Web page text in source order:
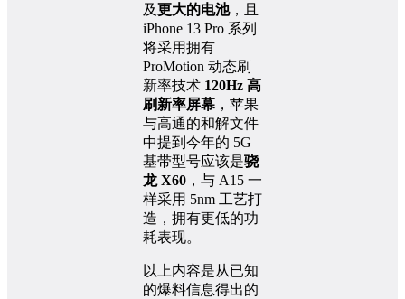
及更大的电池，且
iPhone 13 Pro 系列
将采用拥有
ProMotion 动态刷
新率技术 120Hz 高
刷新率屏幕 ，苹果
与高通的和解文件
中提到今年的 5G
基带型号应该是骁
龙 X60 ，与 A15 一
样采用 5nm 工艺打
造，拥有更低的功
耗表现。
以上内容是从已知
的爆料信息得出的